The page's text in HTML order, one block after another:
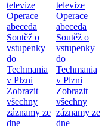
televize
Operace
abeceda
Soutěž o
vstupenky
do
Techmania
v Plzni
Zobrazit
všechny
záznamy ze
dne
televize
Operace
abeceda
Soutěž o
vstupenky
do
Techmania
v Plzni
Zobrazit
všechny
záznamy ze
dne